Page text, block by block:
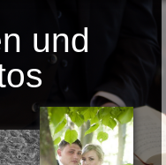
und